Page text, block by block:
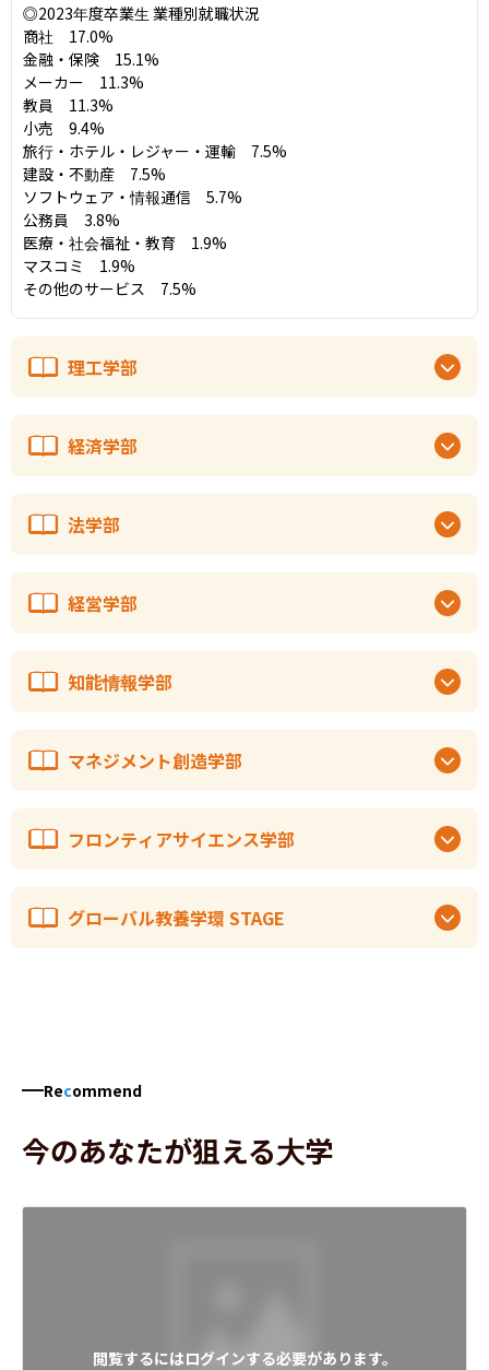
◎2023年度卒業生 業種別就職状況
商社　17.0%
金融・保険　15.1%
メーカー　11.3%
教員　11.3%
小売　9.4%
旅行・ホテル・レジャー・運輸　7.5%
建設・不動産　7.5%
ソフトウェア・情報通信　5.7%
公務員　3.8%
医療・社会福祉・教育　1.9%
マスコミ　1.9%
その他のサービス　7.5%
理工学部
経済学部
法学部
経営学部
知能情報学部
マネジメント創造学部
フロンティアサイエンス学部
グローバル教養学環 STAGE
Recommend
今のあなたが狙える大学
閲覧するにはログインする必要があります。